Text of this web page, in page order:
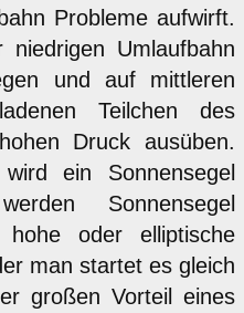
Probleme aufwirft.
Umlaufbahn
und auf mittleren
Teilchen des
Druck ausüben.
ein Sonnensegel
Sonnensegel
oder elliptische
man startet es gleich
großen Vorteil eines